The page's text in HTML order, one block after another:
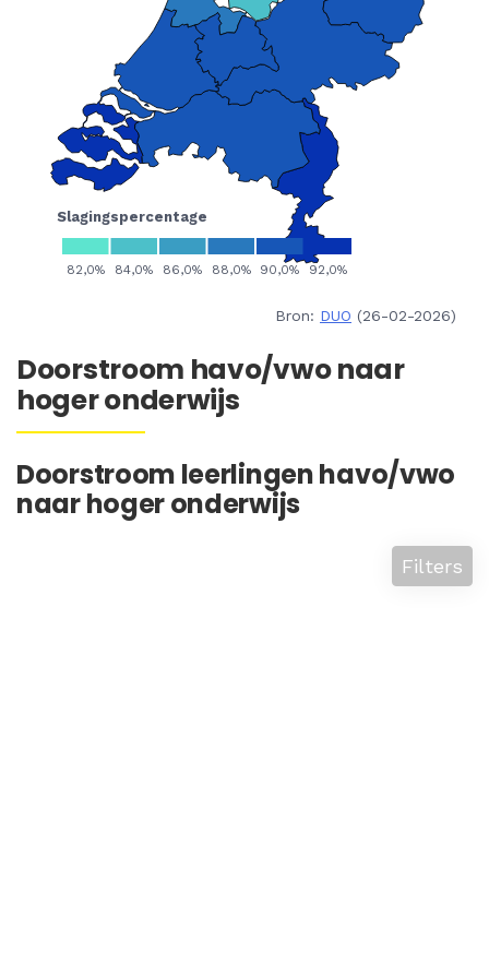
Bron: DUO (26-02-2026)
Doorstroom havo/vwo naar
hoger onderwijs
Doorstroom leerlingen havo/vwo
naar hoger onderwijs
Filters